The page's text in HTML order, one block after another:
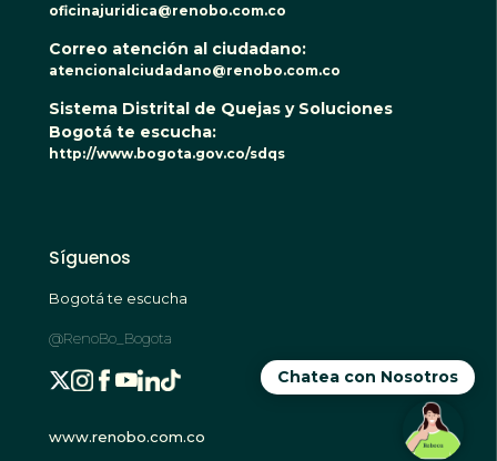
Chatea con Nosotros
oficinajuridica@renobo.com.co
Correo atención al ciudadano:
atencionalciudadano@renobo.com.co
Sistema Distrital de Quejas y Soluciones
Bogotá te escucha:
http://www.bogota.gov.co/sdqs
Síguenos
Bogotá te escucha
@RenoBo_Bogota
www.renobo.com.co